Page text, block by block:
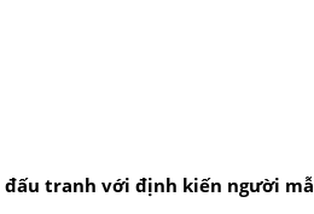
tranh với định kiến người